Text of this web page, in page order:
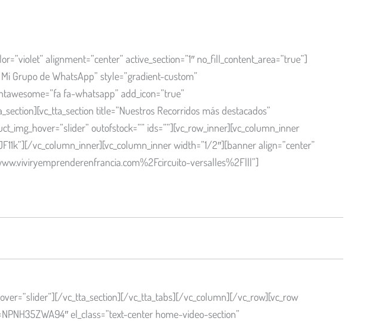
alignment=”center” active_section=”1″ no_fill_content_area=”true”]
Grupo de WhatsApp” style=”gradient-custom”
fa-whatsapp” add_icon=”true”
title=”Nuestros Recorridos más destacados”
outofstock=”” ids=””][vc_row_inner][vc_column_inner
vc_column_inner][vc_column_inner width=”1/2″][banner align=”center”
versalles%2F|||”]
vc_tta_section][/vc_tta_tabs][/vc_column][/vc_row][vc_row
el_class=”text-center home-video-section”